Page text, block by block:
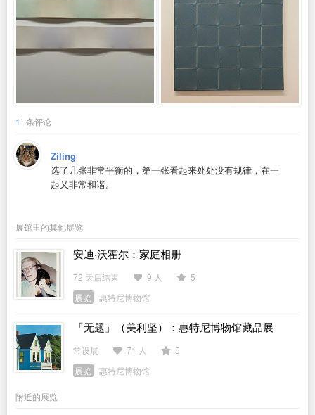
1 条评论
Ziling
选了几张非常平衡的，第一张看起来处处没有规律，在一
起又非常和谐。
展馆里的其他展览
安迪·沃霍尔：家庭相册
72 天后结束 9 人
5
展览
惠特尼博物馆
「无题」（美利坚）：惠特尼博物馆藏品展
常设展 71 人
5
展览
惠特尼博物馆
附近的展览